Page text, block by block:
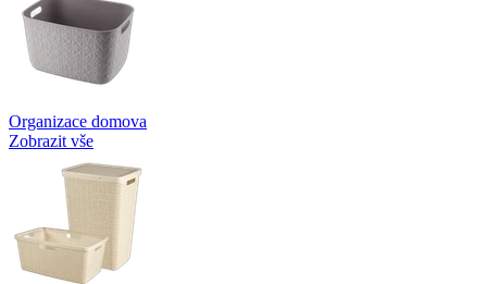
Organizace domova
Zobrazit vše